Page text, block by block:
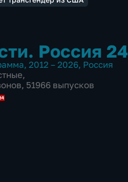
Россия 24
, 2012 – 2026, Россия
,
51966 выпусков